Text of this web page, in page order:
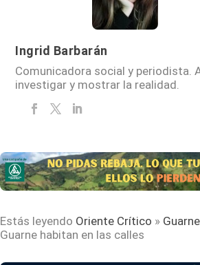
Ingrid Barbarán
Comunicadora social y periodista.
investigar y mostrar la realidad.
Estás leyendo Oriente Crítico » Guarne
Guarne habitan en las calles